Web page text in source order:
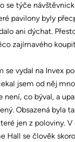
se týče
pavilony byly
ani dýchat.
zajímavého
se vydal na Invex
jsem od něj
není, co býval, a
Obsazená byla
jen z poloviny. V
Hall se člověk